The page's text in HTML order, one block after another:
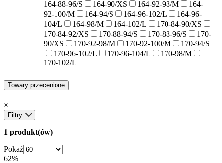
164-88-96/S
164-90/XS 164-92-98/M
164-
92-100/M
164-94/S 164-96-102/L
164-96-
104/L
164-98/M 164-102/L
170-84-90/XS
170-84-92/XS
170-88-94/S 170-88-96/S
170-
90/XS
170-92-98/M 170-92-100/M
170-94/S
170-96-102/L
170-96-104/L
170-98/M
170-102/L
Towary przecenione
×
Filtry
1 produkt(ów)
Pokaż
62%